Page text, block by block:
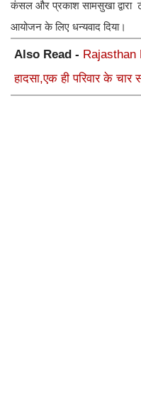
कंसल और प्रकाश सामसुखा
आयोजन के लिए धन्यवाद दिया।
Also Read - Rajasthan
हादसा,एक ही परिवार के चार